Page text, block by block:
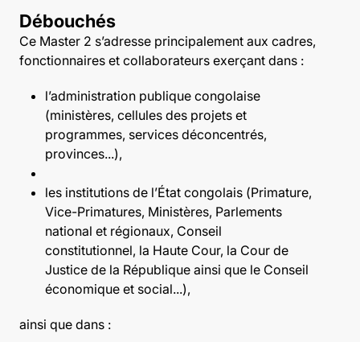
Débouchés
Ce Master 2 s’adresse principalement aux cadres,
fonctionnaires et collaborateurs exerçant dans :
l’administration publique congolaise
(ministères, cellules des projets et
programmes, services déconcentrés,
provinces...),
les institutions de l’État congolais (Primature,
Vice-Primatures, Ministères, Parlements
national et régionaux, Conseil
constitutionnel, la Haute Cour, la Cour de
Justice de la République ainsi que le Conseil
économique et social...),
ainsi que dans :